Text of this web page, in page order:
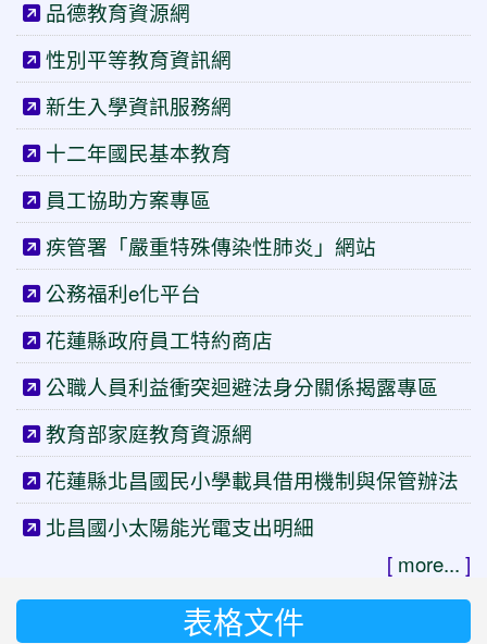
品德教育資源網
性別平等教育資訊網
新生入學資訊服務網
十二年國民基本教育
員工協助方案專區
疾管署「嚴重特殊傳染性肺炎」網站
公務福利e化平台
花蓮縣政府員工特約商店
公職人員利益衝突迴避法身分關係揭露專區
教育部家庭教育資源網
花蓮縣北昌國民小學載具借用機制與保管辦法
北昌國小太陽能光電支出明細
[ more... ]
表格文件